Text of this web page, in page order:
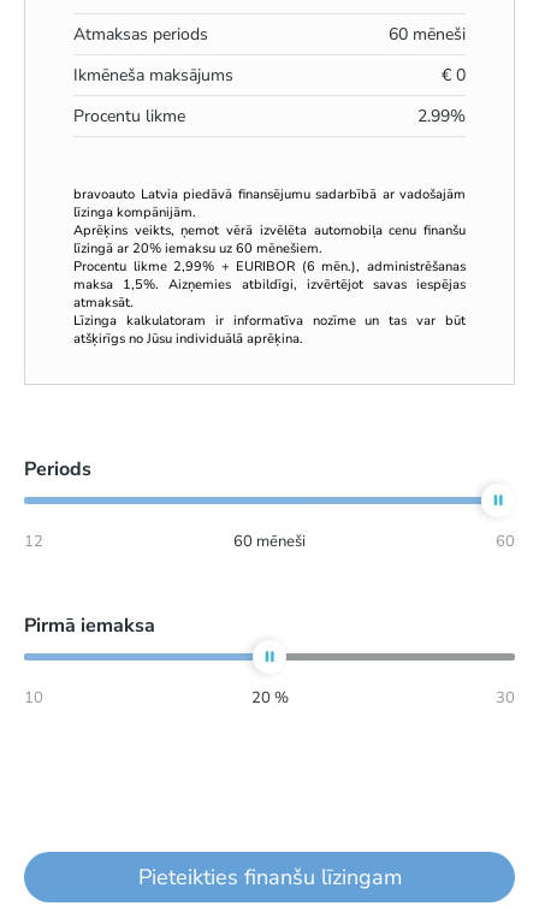
Atmaksas periods
60 mēneši
Ikmēneša maksājums
€ 0
Procentu likme
2.99%
bravoauto Latvia piedāvā finansējumu sadarbībā ar vadošajām
līzinga kompānijām.
Aprēķins veikts, ņemot vērā izvēlēta automobiļa cenu finanšu
līzingā ar 20% iemaksu uz 60 mēnešiem.
Procentu likme 2,99% + EURIBOR (6 mēn.), administrēšanas
maksa 1,5%. Aizņemies atbildīgi, izvērtējot savas iespējas
atmaksāt.
Līzinga kalkulatoram ir informatīva nozīme un tas var būt
atšķirīgs no Jūsu individuālā aprēķina.
Periods
12 60 mēneši 60
Pirmā iemaksa
10 20 % 30
Pieteikties finanšu līzingam